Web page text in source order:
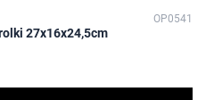
OP0541
27x16x24,5cm